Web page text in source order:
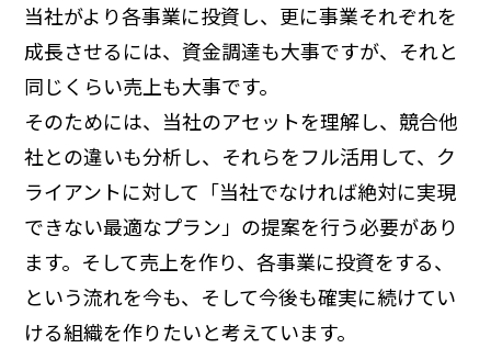
当社がより各事業に投資し、更に事業それぞれを
成長させるには、資金調達も大事ですが、それと
同じくらい売上も大事です。
そのためには、当社のアセットを理解し、競合他
社との違いも分析し、それらをフル活用して、ク
ライアントに対して「当社でなければ絶対に実現
できない最適なプラン」の提案を行う必要があり
ます。そして売上を作り、各事業に投資をする、
という流れを今も、そして今後も確実に続けてい
ける組織を作りたいと考えています。